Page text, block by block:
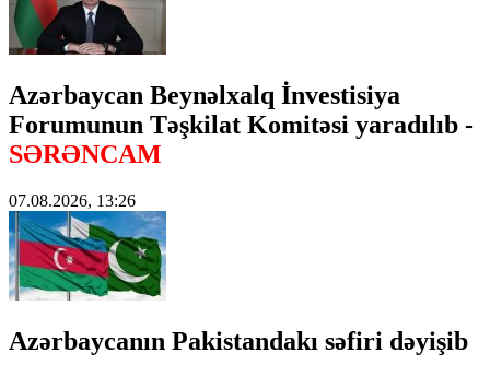
Azərbaycan Beynəlxalq İnvestisiya
Forumunun Təşkilat Komitəsi yaradılıb -
SƏRƏNCAM
07.08.2026, 13:26
Azərbaycanın Pakistandakı səfiri dəyişib